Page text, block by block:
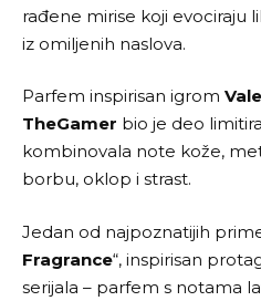
rađene mirise koji evociraju
iz omiljenih naslova.
Parfem inspirisan igrom
TheGamer bio je deo
kombinovala note kože,
borbu, oklop i strast.
Jedan od najpoznatijih
Fragrance“, inspirisan
serijala – parfem s notama